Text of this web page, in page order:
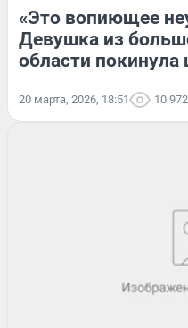
«Это вопиющее
Девушка из
области
20 марта, 2026, 18:51 10 972